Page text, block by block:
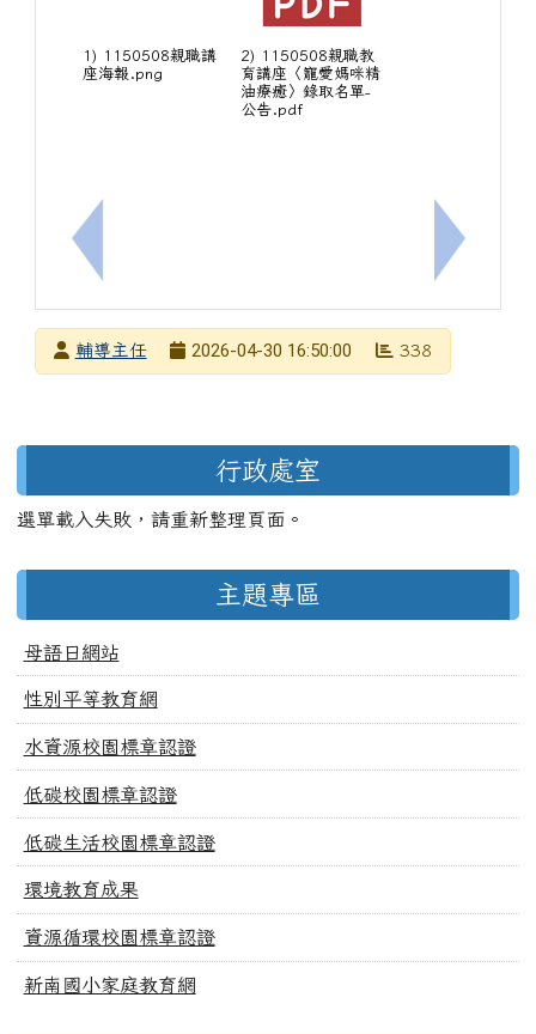
上一筆：為提升校園情緒照顧能量，落實社會情緒
1) 1150508親職講
座海報.png
2) 1150508親職教
育講座〈寵愛媽咪精
油療癒〉錄取名單-
公告.pdf
下一筆：
發布者輔導主任
2026-04-30 16:50:00 338
行政處室
選單載入失敗，請重新整理頁面。
主題專區
母語日網站
性別平等教育網
水資源校園標章認證
低碳校園標章認證
低碳生活校園標章認證
環境教育成果
資源循環校園標章認證
新南國小家庭教育網